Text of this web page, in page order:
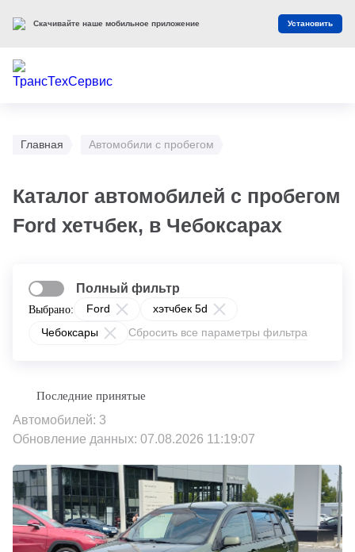
Главная Автомобили с пробегом
Каталог автомобилей с пробегом
Ford хетчбек, в Чебоксарах
Выбрано: Ford
хэтчбек 5d
Чебоксары
Сбросить все параметры фильтра
Полный фильтр
Автомобилей: 3
Обновление данных: 07.08.2026 11:19:07
Скачивайте наше мобильное приложение Установить